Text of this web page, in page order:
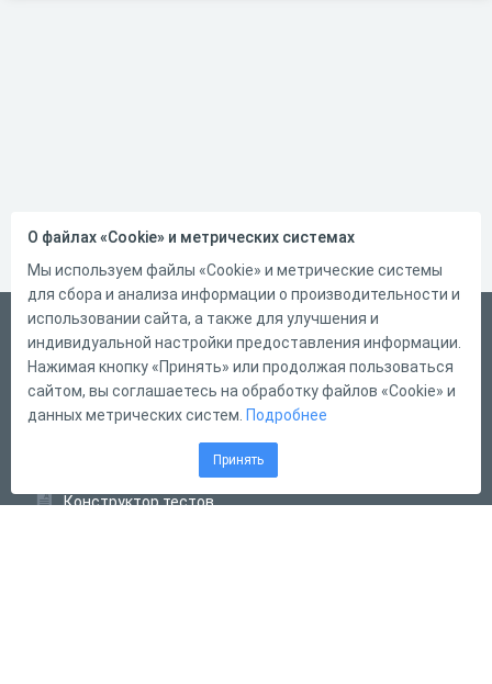
Русский
Справка
Форма обратной связи
Конструктор тестов
О файлах «Cookie» и метрических системах
Мы используем файлы «Cookie» и метрические системы
для сбора и анализа информации о производительности и
использовании сайта, а также для улучшения и
индивидуальной настройки предоставления информации.
Нажимая кнопку «Принять» или продолжая пользоваться
сайтом, вы соглашаетесь на обработку файлов «Cookie» и
данных метрических систем. Подробнее
Принять